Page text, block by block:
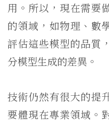
用。所以，現在需要
的領域，如物理、數
評估這些模型的品質
分模型生成的差異。
技術仍然有很大的提
要體現在專業領域。